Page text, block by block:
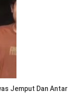
Jemput Dan Antar